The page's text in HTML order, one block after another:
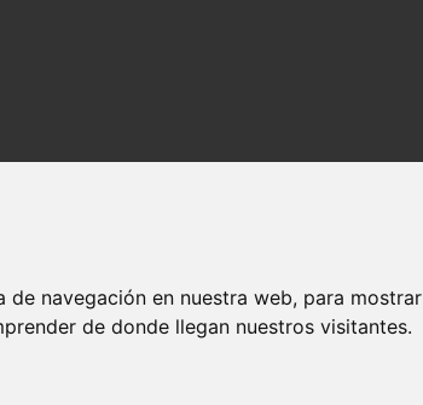
navegación en nuestra web, para
de donde llegan nuestros visitantes.